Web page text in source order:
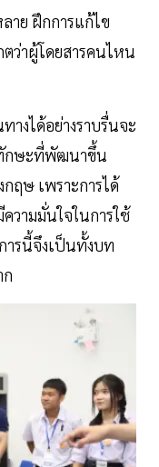
าย ฝึกการแก้ไข
ว่าผู้โดยสารคนไหน
างได้อย่างราบรื่นจะ
ทักษะที่พัฒนาขึ้น
ฤษ เพราะการได้
วามมั่นใจในการใช้
ารนี้จึงเป็นทั้งบท